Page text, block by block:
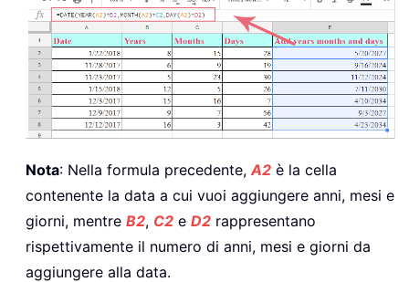
Nota: Nella formula precedente, A2 è la cella
contenente la data a cui vuoi aggiungere anni, mesi e
giorni, mentre B2, C2 e D2 rappresentano
rispettivamente il numero di anni, mesi e giorni da
aggiungere alla data.